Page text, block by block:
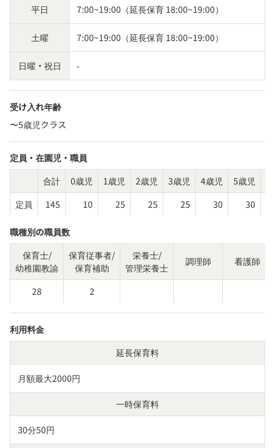
平日 7:00~19:00（延長保育 18:00~19:00）
土曜 7:00~19:00（延長保育 18:00~19:00）
日曜・祝日 -
受け入れ年齢
〜5歳児クラス
定員・在園児・職員
合計
0歳児 1歳児 2歳児 3歳児 4歳児 5歳児
定員
145 10 25 25 25 30 30
職種別の職員数
保育士/
幼稚園教諭
保育従事者/
保育補助
栄養士/
管理栄養士
調理師 看護師
28 2
利用料金
延長保育料
月額最大2000円
一時保育料
30分50円